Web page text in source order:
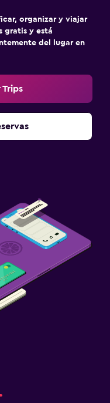
organizar y viajar
gratis y está
del lugar en
Trips